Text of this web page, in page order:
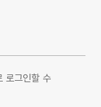
로그인할 수